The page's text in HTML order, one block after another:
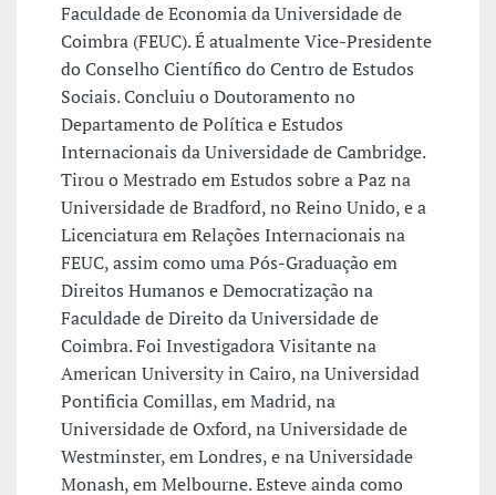
Faculdade de Economia da Universidade de
Coimbra (FEUC). É atualmente Vice-Presidente
do Conselho Científico do Centro de Estudos
Sociais. Concluiu o Doutoramento no
Departamento de Política e Estudos
Internacionais da Universidade de Cambridge.
Tirou o Mestrado em Estudos sobre a Paz na
Universidade de Bradford, no Reino Unido, e a
Licenciatura em Relações Internacionais na
FEUC, assim como uma Pós-Graduação em
Direitos Humanos e Democratização na
Faculdade de Direito da Universidade de
Coimbra. Foi Investigadora Visitante na
American University in Cairo, na Universidad
Pontificia Comillas, em Madrid, na
Universidade de Oxford, na Universidade de
Westminster, em Londres, e na Universidade
Monash, em Melbourne. Esteve ainda como